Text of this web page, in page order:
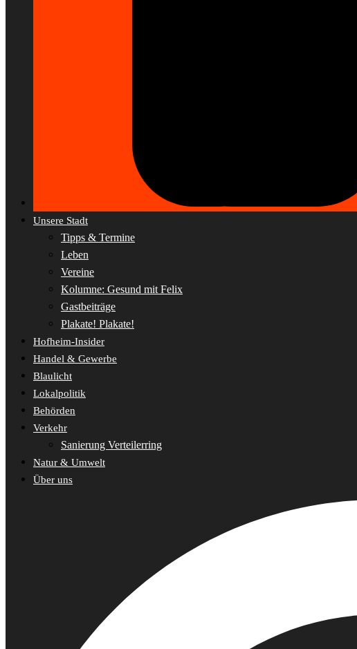
Unsere Stadt
Tipps & Termine
Leben
Vereine
Kolumne: Gesund mit Felix
Gastbeiträge
Plakate! Plakate!
Hofheim-Insider
Handel & Gewerbe
Blaulicht
Lokalpolitik
Behörden
Verkehr
Sanierung Verteilerring
Natur & Umwelt
Über uns